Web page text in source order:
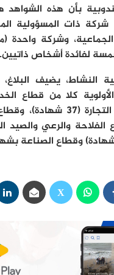
بأن هذه
وشركة واحدة
لفائدة أشخاص ذاتيين.
النشاط، يضيف